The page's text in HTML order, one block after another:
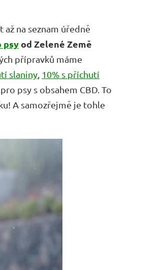
na seznam úředně
psyod Zelené Země
přípravků máme
slaniny 10% s příchutí
psy s obsahem CBD. To
A samozřejmě je tohle